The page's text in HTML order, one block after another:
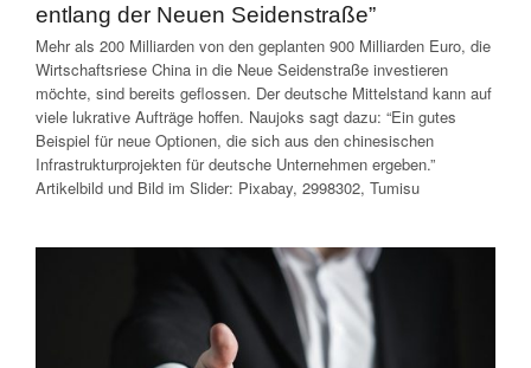
entlang der Neuen Seidenstraße”
Mehr als 200 Milliarden von den geplanten 900 Milliarden Euro, die
Wirtschaftsriese China in die Neue Seidenstraße investieren
möchte, sind bereits geflossen. Der deutsche Mittelstand kann auf
viele lukrative Aufträge hoffen. Naujoks sagt dazu: “Ein gutes
Beispiel für neue Optionen, die sich aus den chinesischen
Infrastrukturprojekten für deutsche Unternehmen ergeben.”
Artikelbild und Bild im Slider: Pixabay, 2998302, Tumisu